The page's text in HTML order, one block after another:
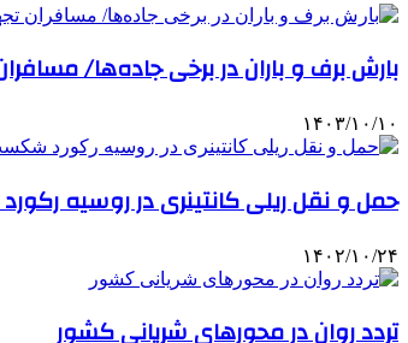
بارش برف و باران در برخی جاده‌ها/
۱۴۰۳/۱۰/۱۰
حمل و نقل ریلی کانتینری در روسیه
۱۴۰۲/۱۰/۲۴
تردد روان در محورهای شریانی کشور